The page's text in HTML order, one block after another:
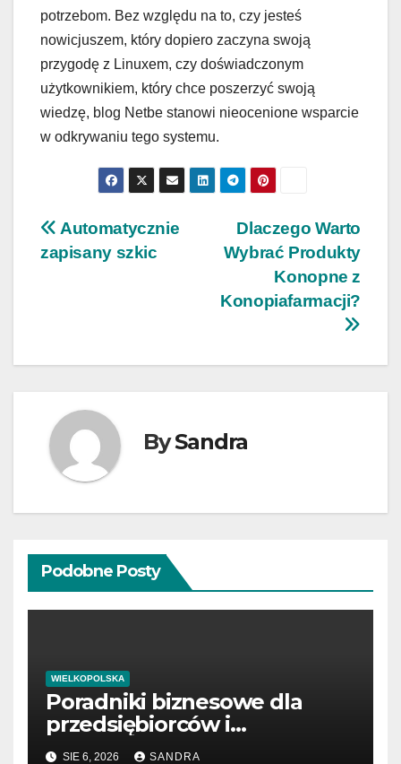
potrzebom. Bez względu na to, czy jesteś
nowicjuszem, który dopiero zaczyna swoją
przygodę z Linuxem, czy doświadczonym
użytkownikiem, który chce poszerzyć swoją
wiedzę, blog Netbe stanowi nieocenione wsparcie
w odkrywaniu tego systemu.
Nawigacja
wpisu
Dlaczego Warto
Wybrać Produkty
Konopne z
Konopiafarmacji?
Automatycznie
zapisany szkic
BySandra
Podobne Posty
WIELKOPOLSKA
Poradniki biznesowe dla
przedsiębiorców i
menedżerów
SIE 6, 2026 SANDRA